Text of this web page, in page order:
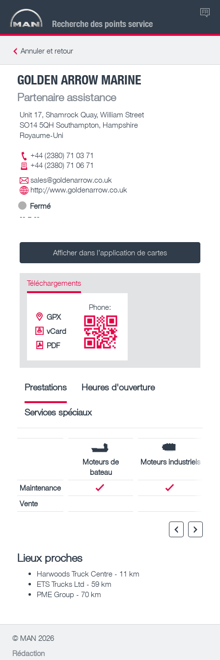
Recherche des points service
FR
Annuler et retour
GOLDEN ARROW MARINE
Partenaire assistance
Unit 17, Shamrock Quay, William Street
SO14 5QH Southampton, Hampshire
Royaume-Uni
+44 (2380) 71 03 71
+44 (2380) 71 06 71
sales@goldenarrow.co.uk
http://www.goldenarrow.co.uk
Fermé
-- – --
Afficher dans l’application de cartes
Téléchargements
GPX
vCard
PDF
Phone:
Prestations Heures d'ouverture
Services spéciaux
Moteurs de
bateau
Moteurs industriels
Maintenance
Vente
Lieux proches
Harwoods Truck Centre - 11 km
ETS Trucks Ltd - 59 km
PME Group - 70 km
© MAN 2026
Rédaction